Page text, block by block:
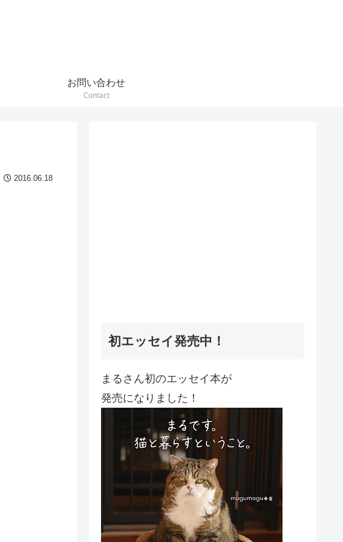
お問い合わせ
Contact
2016.06.18
初エッセイ発売中！
まるさん初のエッセイ本が
発売になりました！